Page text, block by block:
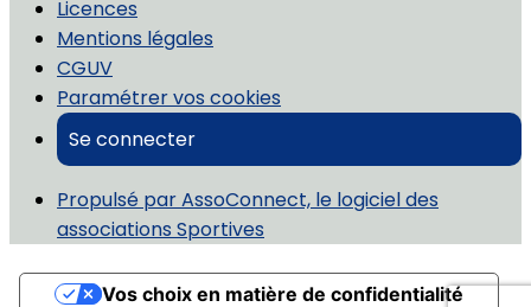
Licences
Mentions légales
CGUV
Paramétrer vos cookies
Se connecter
Propulsé par AssoConnect, le logiciel des
associations Sportives
Vos choix en matière de confidentialité